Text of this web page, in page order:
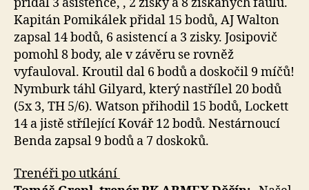
Kapitán Pomikálek přidal 15 bodů, AJ Walton
zapsal 14 bodů, 6 asistencí a 3 zisky. Josipovič
pomohl 8 body, ale v závěru se rovněž
vyfauloval. Kroutil dal 6 bodů a doskočil 9 míčů!
Nymburk táhl Gilyard, který nastřílel 20 bodů
(5x 3, TH 5/6). Watson přihodil 15 bodů, Lockett
14 a jistě střílející Kovář 12 bodů. Nestárnoucí
Benda zapsal 9 bodů a 7 doskoků.
Trenéři po utkání